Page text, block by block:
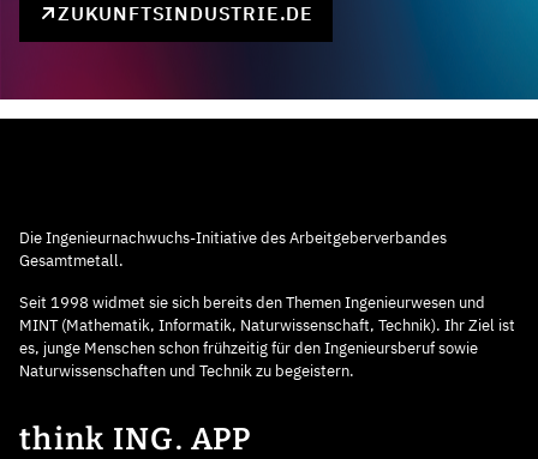
ZUKUNFTSINDUSTRIE.DE
Die Ingenieurnachwuchs-Initiative des Arbeitgeberverbandes
Gesamtmetall.
Seit 1998 widmet sie sich bereits den Themen Ingenieurwesen und
MINT (Mathematik, Informatik, Naturwissenschaft, Technik). Ihr Ziel ist
es, junge Menschen schon frühzeitig für den Ingenieursberuf sowie
Naturwissenschaften und Technik zu begeistern.
think ING. APP